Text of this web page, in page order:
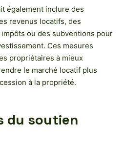
également inclure des
revenus locatifs, des
ou des subventions pour
Ces mesures
propriétaires à mieux
le marché locatif plus
à la propriété.
du soutien